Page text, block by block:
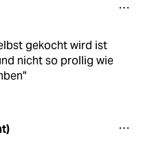
gekocht wird ist
nicht so prollig wie